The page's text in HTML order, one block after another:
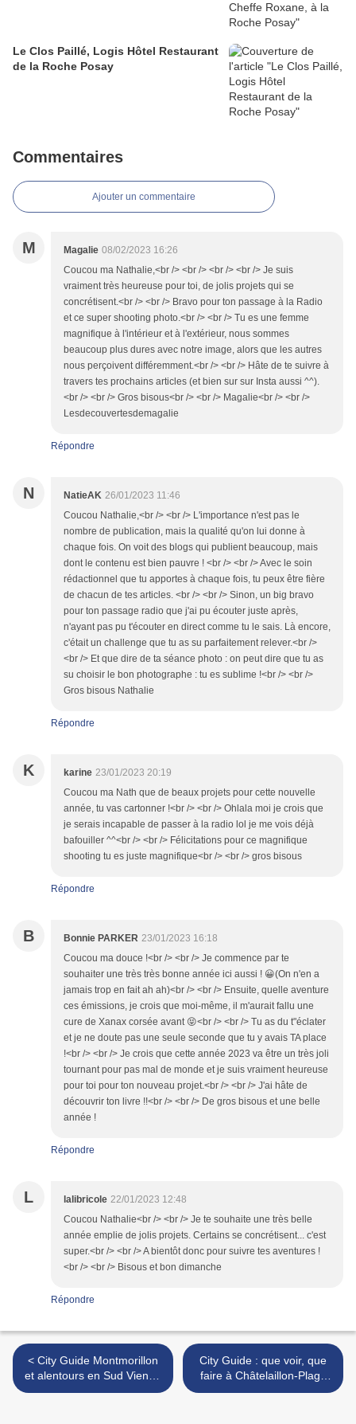
Le Clos Paillé, Logis Hôtel Restaurant
de la Roche Posay
Commentaires
Ajouter un commentaire
M Magalie 08/02/2023 16:26
Coucou ma Nathalie,<br /> <br /> <br /> <br /> Je suis
vraiment très heureuse pour toi, de jolis projets qui se
concrétisent.<br /> <br /> Bravo pour ton passage à la Radio
et ce super shooting photo.<br /> <br /> Tu es une femme
magnifique à l'intérieur et à l'extérieur, nous sommes
beaucoup plus dures avec notre image, alors que les autres
nous perçoivent différemment.<br /> <br /> Hâte de te suivre à
travers tes prochains articles (et bien sur sur Insta aussi ^^).
<br /> <br /> Gros bisous<br /> <br /> Magalie<br /> <br />
Lesdecouvertesdemagalie
Répondre
N NatieAK 26/01/2023 11:46
Coucou Nathalie,<br /> <br /> L'importance n'est pas le
nombre de publication, mais la qualité qu'on lui donne à
chaque fois. On voit des blogs qui publient beaucoup, mais
dont le contenu est bien pauvre ! <br /> <br /> Avec le soin
rédactionnel que tu apportes à chaque fois, tu peux être fière
de chacun de tes articles. <br /> <br /> Sinon, un big bravo
pour ton passage radio que j'ai pu écouter juste après,
n'ayant pas pu t'écouter en direct comme tu le sais. Là encore,
c'était un challenge que tu as su parfaitement relever.<br />
<br /> Et que dire de ta séance photo : on peut dire que tu as
su choisir le bon photographe : tu es sublime !<br /> <br />
Gros bisous Nathalie
Répondre
K karine 23/01/2023 20:19
Coucou ma Nath que de beaux projets pour cette nouvelle
année, tu vas cartonner !<br /> <br /> Ohlala moi je crois que
je serais incapable de passer à la radio lol je me vois déjà
bafouiller ^^<br /> <br /> Félicitations pour ce magnifique
shooting tu es juste magnifique<br /> <br /> gros bisous
Répondre
B Bonnie PARKER 23/01/2023 16:18
Coucou ma douce !<br /> <br /> Je commence par te
souhaiter une très très bonne année ici aussi ! 😀(On n'en a
jamais trop en fait ah ah)<br /> <br /> Ensuite, quelle aventure
ces émissions, je crois que moi-même, il m'aurait fallu une
cure de Xanax corsée avant 😝<br /> <br /> Tu as du t"éclater
et je ne doute pas une seule seconde que tu y avais TA place
!<br /> <br /> Je crois que cette année 2023 va être un très joli
tournant pour pas mal de monde et je suis vraiment heureuse
pour toi pour ton nouveau projet.<br /> <br /> J'ai hâte de
découvrir ton livre !!<br /> <br /> De gros bisous et une belle
année !
Répondre
L lalibricole 22/01/2023 12:48
Coucou Nathalie<br /> <br /> Je te souhaite une très belle
année emplie de jolis projets. Certains se concrétisent... c'est
super.<br /> <br /> A bientôt donc pour suivre tes aventures !
<br /> <br /> Bisous et bon dimanche
Répondre
< City Guide Montmorillon
et alentours en Sud Vienne
et Gartempe
City Guide : que voir, que
faire à Châtelaillon-Plage
en Charente-Maritime >